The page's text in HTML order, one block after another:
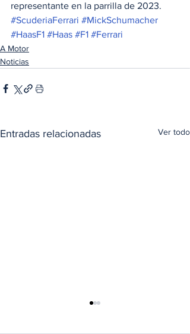
representante en la parrilla de 2023.
#ScuderiaFerrari #MickSchumacher
#HaasF1 #Haas #F1 #Ferrari
A Motor
Noticias
Entradas relacionadas Ver todo